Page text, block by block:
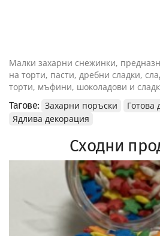
Малки захарни снежинки,
на торти, пасти, дребни сладки,
торти, мъфини, шоколадови и
Тагове: Захарни поръски
Готова
Ядлива декорация
Сходни